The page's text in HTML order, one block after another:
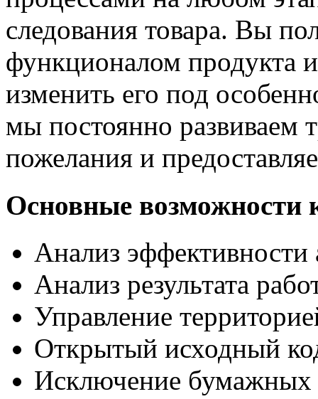
следования товара. Вы
функционалом продукта
изменить его под
мы постоянно
пожелания и
Основные возможности
Анализ эффективности
Анализ результата
Управление
Открытый исходный
Исключение бумажных